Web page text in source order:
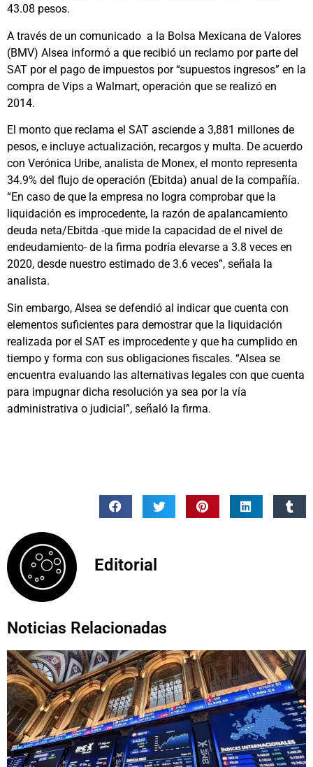
43.08 pesos.
A través de un comunicado a la Bolsa Mexicana de Valores
(BMV) Alsea informó a que recibió un reclamo por parte del
SAT por el pago de impuestos por “supuestos ingresos” en la
compra de Vips a Walmart, operación que se realizó en
2014.
El monto que reclama el SAT asciende a 3,881 millones de
pesos, e incluye actualización, recargos y multa. De acuerdo
con Verónica Uribe, analista de Monex, el monto representa
34.9% del flujo de operación (Ebitda) anual de la compañía.
“En caso de que la empresa no logra comprobar que la
liquidación es improcedente, la razón de apalancamiento
deuda neta/Ebitda -que mide la capacidad de el nivel de
endeudamiento- de la firma podría elevarse a 3.8 veces en
2020, desde nuestro estimado de 3.6 veces”, señala la
analista.
Sin embargo, Alsea se defendió al indicar que cuenta con
elementos suficientes para demostrar que la liquidación
realizada por el SAT es improcedente y que ha cumplido en
tiempo y forma con sus obligaciones fiscales. “Alsea se
encuentra evaluando las alternativas legales con que cuenta
para impugnar dicha resolución ya sea por la vía
administrativa o judicial”, señaló la firma.
Editorial
Noticias Relacionadas